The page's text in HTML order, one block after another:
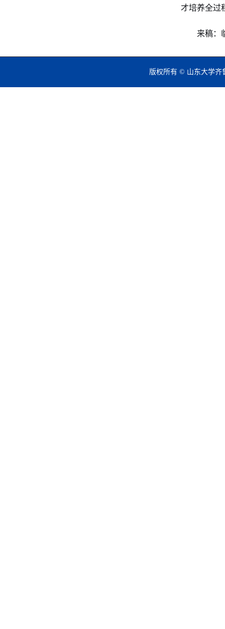
才培养全过
来稿：
版权所有 © 山东大学